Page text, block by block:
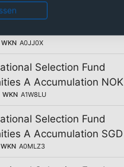
Selection Fund
WKN A0JJ0X
Selection Fund
A Accumulation NOK
WKN A1W8LU
Selection Fund
A Accumulation SGD
WKN A0MLZ3